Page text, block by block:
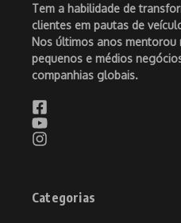
Tem a habilidade de
clientes em pautas de
Nos últimos anos mentorou
pequenos e médios
companhias globais.
Categorias